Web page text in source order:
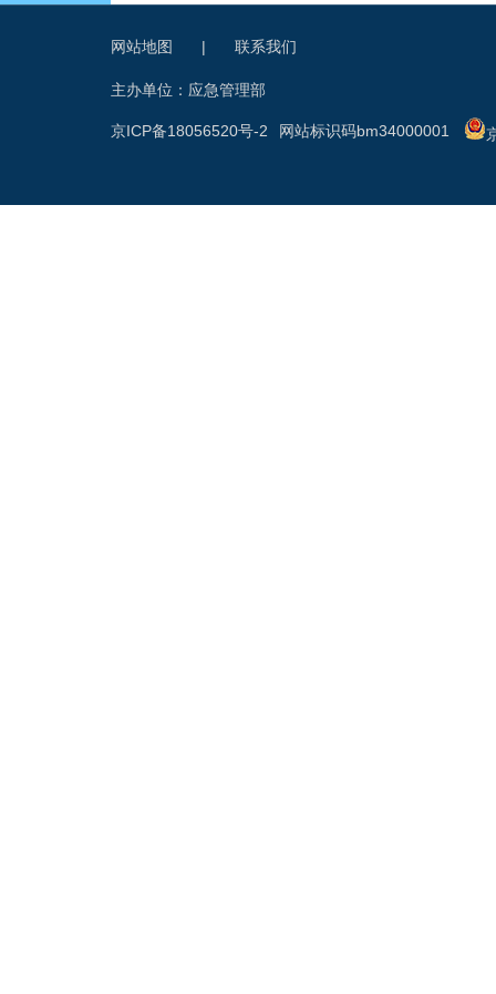
网站地图 | 联系我们
主办单位：应急管理部
网站标识码bm34000001
京ICP备18056520号-2